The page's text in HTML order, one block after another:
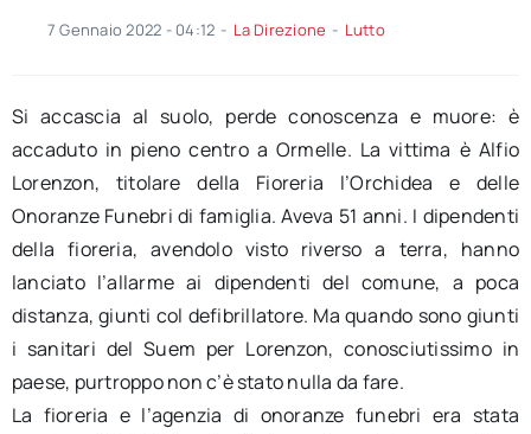
7 Gennaio 2022 - 04:12 - La Direzione - Lutto
Si accascia al suolo, perde conoscenza e muore: è
accaduto in pieno centro a Ormelle. La vittima è Alfio
Lorenzon, titolare della Fioreria l’Orchidea e delle
Onoranze Funebri di famiglia. Aveva 51 anni. I dipendenti
della fioreria, avendolo visto riverso a terra, hanno
lanciato l’allarme ai dipendenti del comune, a poca
distanza, giunti col defibrillatore. Ma quando sono giunti
i sanitari del Suem per Lorenzon, conosciutissimo in
paese, purtroppo non c’è stato nulla da fare.
La fioreria e l’agenzia di onoranze funebri era stata